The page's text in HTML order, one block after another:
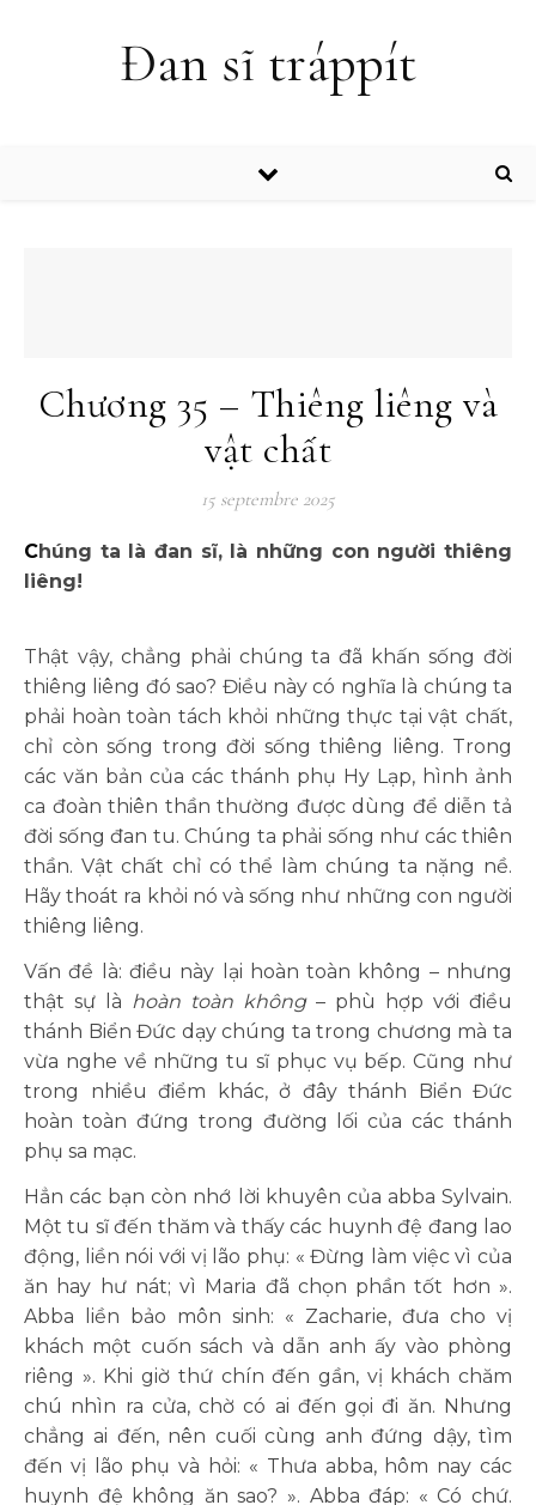
Đan sĩ tráppít
Chương 35 – Thiêng liêng và
vật chất
15 septembre 2025
Chúng ta là đan sĩ, là những con người thiêng
liêng!
Thật vậy, chẳng phải chúng ta đã khấn sống đời
thiêng liêng đó sao? Điều này có nghĩa là chúng ta
phải hoàn toàn tách khỏi những thực tại vật chất,
chỉ còn sống trong đời sống thiêng liêng. Trong
các văn bản của các thánh phụ Hy Lạp, hình ảnh
ca đoàn thiên thần thường được dùng để diễn tả
đời sống đan tu. Chúng ta phải sống như các thiên
thần. Vật chất chỉ có thể làm chúng ta nặng nề.
Hãy thoát ra khỏi nó và sống như những con người
thiêng liêng.
Vấn đề là: điều này lại hoàn toàn không – nhưng
thật sự là hoàn toàn không– phù hợp với điều
thánh Biển Đức dạy chúng ta trong chương mà ta
vừa nghe về những tu sĩ phục vụ bếp. Cũng như
trong nhiều điểm khác, ở đây thánh Biển Đức
hoàn toàn đứng trong đường lối của các thánh
phụ sa mạc.
Hẳn các bạn còn nhớ lời khuyên của abba Sylvain.
Một tu sĩ đến thăm và thấy các huynh đệ đang lao
động, liền nói với vị lão phụ: « Đừng làm việc vì của
ăn hay hư nát; vì Maria đã chọn phần tốt hơn ».
Abba liền bảo môn sinh: « Zacharie, đưa cho vị
khách một cuốn sách và dẫn anh ấy vào phòng
riêng ». Khi giờ thứ chín đến gần, vị khách chăm
chú nhìn ra cửa, chờ có ai đến gọi đi ăn. Nhưng
chẳng ai đến, nên cuối cùng anh đứng dậy, tìm
đến vị lão phụ và hỏi: « Thưa abba, hôm nay các
huynh đệ không ăn sao? ». Abba đáp: « Có chứ.